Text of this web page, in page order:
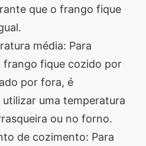
que o frango fique
média: Para
frango fique cozido por
por fora, é
uma temperatura
ou no forno.
de cozimento: Para